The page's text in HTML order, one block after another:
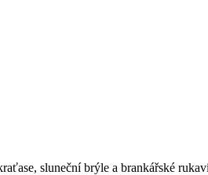
sluneční brýle a brankářské